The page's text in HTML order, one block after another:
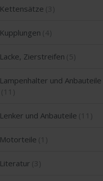
Kettensätze
Kupplungen
Lacke, Zierstreifen
Lampenhalter und Anbauteile
Lenker und Anbauteile
Motorteile
Literatur